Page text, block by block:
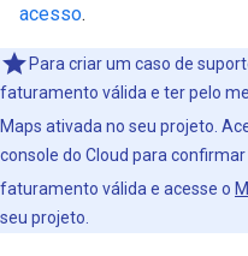
acesso.
Para criar um caso de
faturamento válida e ter pelo
Maps ativada no seu projeto.
console do Cloud para
faturamento válida e acesse o
seu projeto.